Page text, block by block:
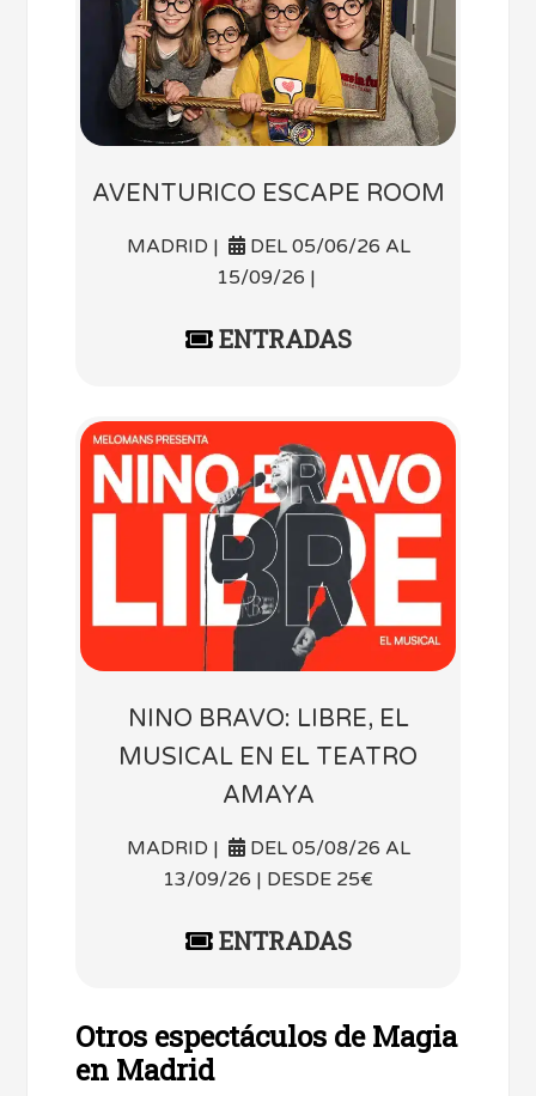
AVENTURICO ESCAPE ROOM
MADRID |
DEL 05/06/26 AL
15/09/26 |
ENTRADAS
NINO BRAVO: LIBRE, EL
MUSICAL EN EL TEATRO
AMAYA
MADRID |
DEL 05/08/26 AL
13/09/26 | DESDE 25€
ENTRADAS
Otros espectáculos de Magia
en Madrid